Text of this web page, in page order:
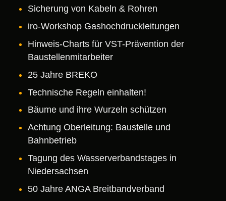
Sicherung von Kabeln & Rohren
iro-Workshop Gashochdruckleitungen
Hinweis-Charts für VST-Prävention der
Baustellenmitarbeiter
25 Jahre BREKO
Technische Regeln einhalten!
Bäume und ihre Wurzeln schützen
Achtung Oberleitung: Baustelle und
Bahnbetrieb
Tagung des Wasserverbandstages in
Niedersachsen
50 Jahre ANGA Breitbandverband